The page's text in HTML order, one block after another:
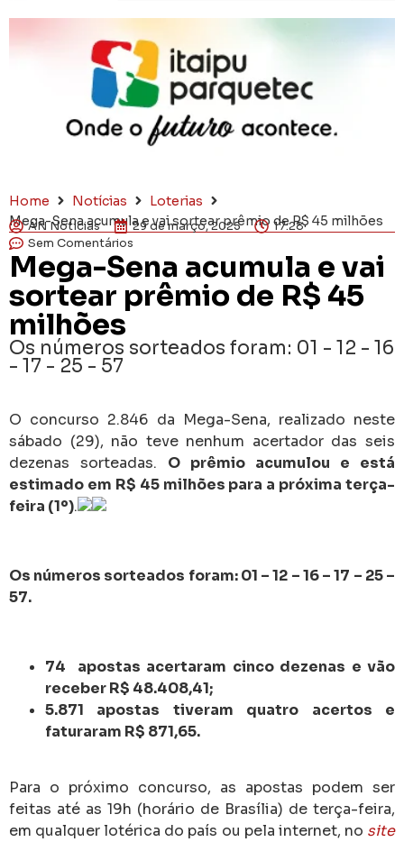
Home Notícias
Loterias
Mega-Sena acumula e vai sortear prêmio de R$ 45 milhões
AN Notícias 29 de março, 2025
17:28
Sem Comentários
Mega-Sena acumula e vai
sortear prêmio de R$ 45
milhões
Os números sorteados foram: 01 - 12 - 16
- 17 - 25 - 57
O concurso 2.846 da Mega-Sena, realizado neste
sábado (29), não teve nenhum acertador das seis
dezenas sorteadas. O prêmio acumulou e está
estimado em R$ 45 milhões para a próxima terça-
feira (1º).
Os números sorteados foram: 01 – 12 – 16 – 17 – 25 –
57.
74 apostas acertaram cinco dezenas e vão
receber R$ 48.408,41;
5.871 apostas tiveram quatro acertos e
faturaram R$ 871,65.
Para o próximo concurso, as apostas podem ser
feitas até as 19h (horário de Brasília) de terça-feira,
em qualquer lotérica do país ou pela internet, no site